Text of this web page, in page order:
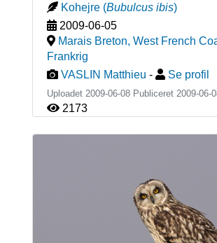
Kohejre (Bubulcus ibis)
2009-06-05
Marais Breton, West French
Frankrig
VASLIN Matthieu - Se profil
Uploadet 2009-06-08 Publiceret 2009-06-
2173